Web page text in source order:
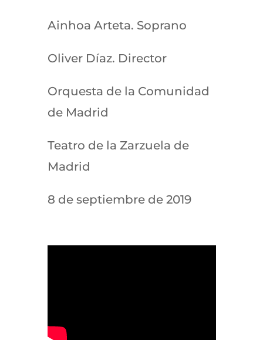
Ainhoa Arteta. Soprano
Oliver Díaz. Director
Orquesta de la Comunidad
de Madrid
Teatro de la Zarzuela de
Madrid
8 de septiembre de 2019